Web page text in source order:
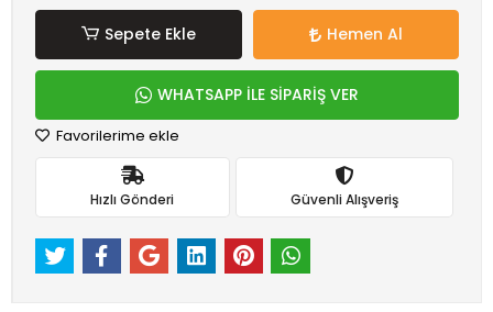
Sepete Ekle Hemen Al
WHATSAPP İLE SİPARİŞ VER
Favorilerime ekle
Hızlı Gönderi Güvenli Alışveriş